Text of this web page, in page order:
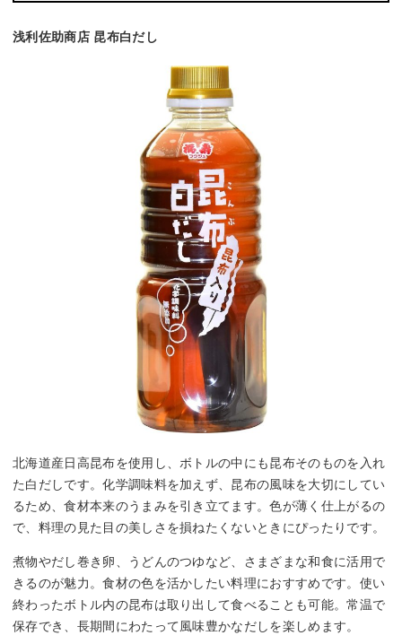
浅利佐助商店 昆布白だし
北海道産日高昆布を使用し、ボトルの中にも昆布そのものを入れ
た白だしです。化学調味料を加えず、昆布の風味を大切にしてい
るため、食材本来のうまみを引き立てます。色が薄く仕上がるの
で、料理の見た目の美しさを損ねたくないときにぴったりです。
煮物やだし巻き卵、うどんのつゆなど、さまざまな和食に活用で
きるのが魅力。食材の色を活かしたい料理におすすめです。使い
終わったボトル内の昆布は取り出して食べることも可能。常温で
保存でき、長期間にわたって風味豊かなだしを楽しめます。